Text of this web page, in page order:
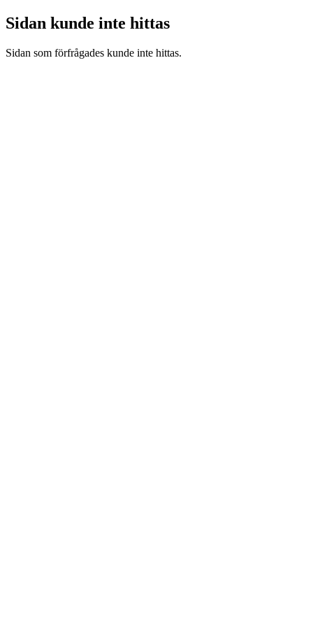
Sidan kunde inte hittas
Sidan som förfrågades kunde inte hittas.